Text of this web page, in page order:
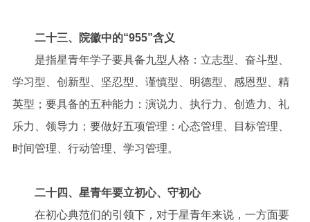
二十三、院徽中的“955”含义
是指星青年学子要具备九型人格：立志型、奋斗型、
学习型、创新型、坚忍型、谨慎型、明德型、感恩型、精
英型；要具备的五种能力：演说力、执行力、创造力、礼
乐力、领导力；要做好五项管理：心态管理、目标管理、
时间管理、行动管理、学习管理。
二十四、星青年要立初心、守初心
在初心典范们的引领下，对于星青年来说，一方面要